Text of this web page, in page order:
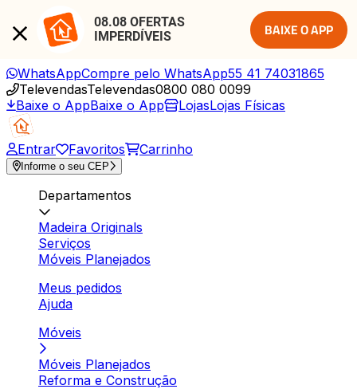
08.08 OFERTAS
IMPERDÍVEIS
BAIXE O APP
WhatsAppCompre pelo WhatsApp55 41 74031865
TelevendasTelevendas0800 080 0099
Baixe o AppBaixe o App LojasLojas Físicas
Entrar Favoritos Carrinho
Informe o seu CEP
Departamentos
Madeira Originals
Serviços
Móveis Planejados
Meus pedidos
Ajuda
Móveis
Móveis Planejados
Reforma e Construção